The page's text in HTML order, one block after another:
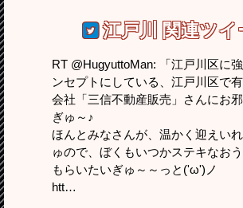
江戸川 関連ツイ
RT @HugyuttoMan: 「江戸川区に
ンセプトにしている、江戸川区で
会社「三信不動産販売」さんにお
ぎゅ～♪
ほんとみなさんが、温かく迎えい
ゅので、ぼくもいつかステキなお
もらいたいぎゅ～～っと('ω')ノ
htt…